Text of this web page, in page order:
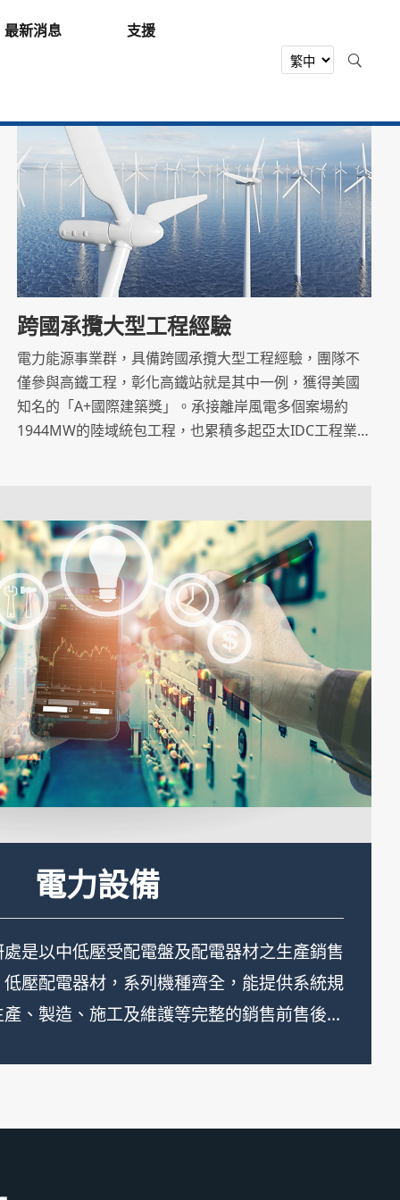
最新消息 支援
跨國承攬大型工程經驗
電力能源事業群，具備跨國承攬大型工程經驗，團隊不
僅參與高鐵工程，彰化高鐵站就是其中一例，獲得美國
知名的「A+國際建築獎」。承接離岸風電多個案場約
1944MW的陸域統包工程，也累積多起亞太IDC工程業
低壓開關
電力設備
發電機組
性能優越，構造堅實，可長期連續使用，引
、韓名牌引擎，發電機與柴油引擎經可繞性
合於強固的防震型槽鐵底座上，整組設備可
高壓開關